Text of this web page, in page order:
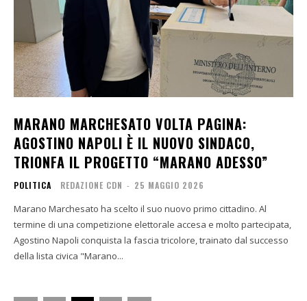
MARANO MARCHESATO VOLTA PAGINA:
AGOSTINO NAPOLI È IL NUOVO SINDACO,
TRIONFA IL PROGETTO “MARANO ADESSO”
POLITICA REDAZIONE CDN - 25 MAGGIO 2026
Marano Marchesato ha scelto il suo nuovo primo cittadino. Al
termine di una competizione elettorale accesa e molto partecipata,
Agostino Napoli conquista la fascia tricolore, trainato dal successo
della lista civica "Marano...